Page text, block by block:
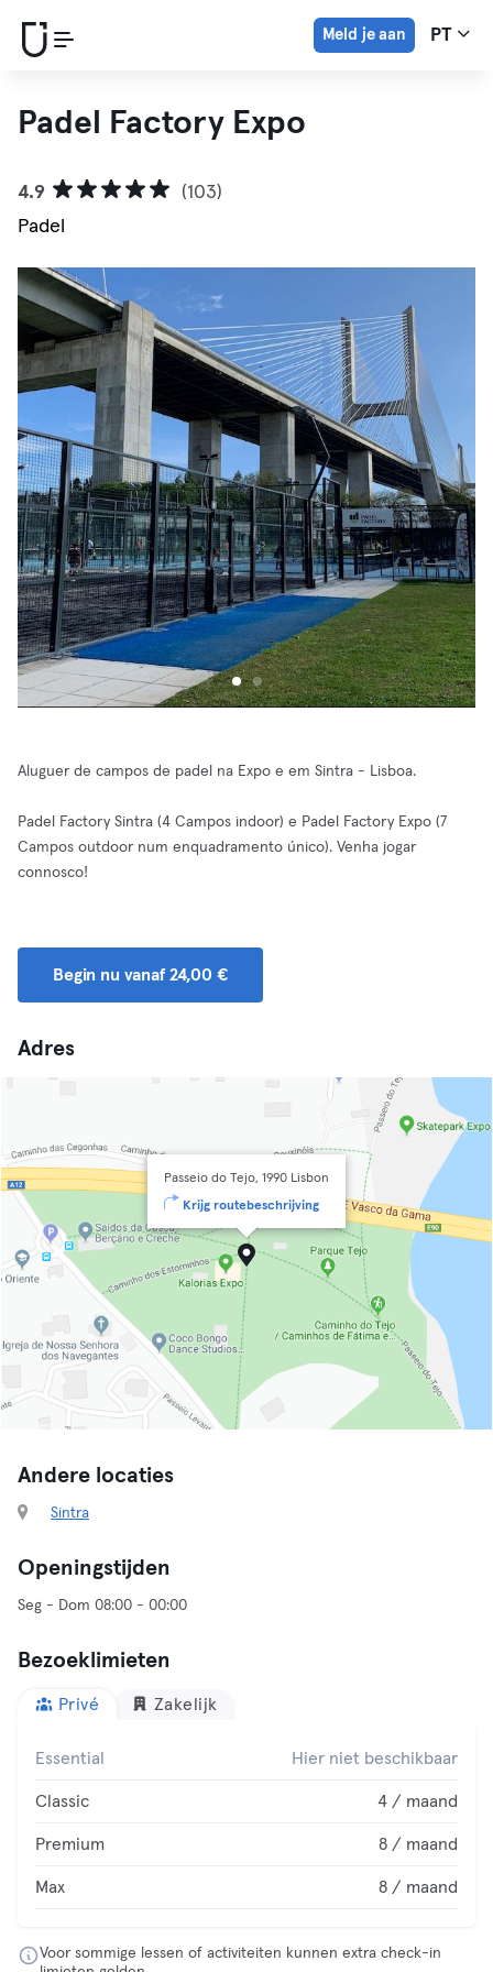
Meld je aan PT
Padel Factory Expo
4.9
(103)
Padel
Aluguer de campos de padel na Expo e em Sintra - Lisboa.
Padel Factory Sintra (4 Campos indoor) e Padel Factory Expo (7
Campos outdoor num enquadramento único). Venha jogar
connosco!
Begin nu vanaf 24,00 €
Adres
Passeio do Tejo, 1990 Lisbon
Krijg routebeschrijving
Andere locaties
Sintra
Openingstijden
Seg - Dom 08:00 - 00:00
Bezoeklimieten
Privé Zakelijk
Essential Hier niet beschikbaar
Classic 4 / maand
Premium 8 / maand
Max 8 / maand
Voor sommige lessen of activiteiten kunnen extra check-in